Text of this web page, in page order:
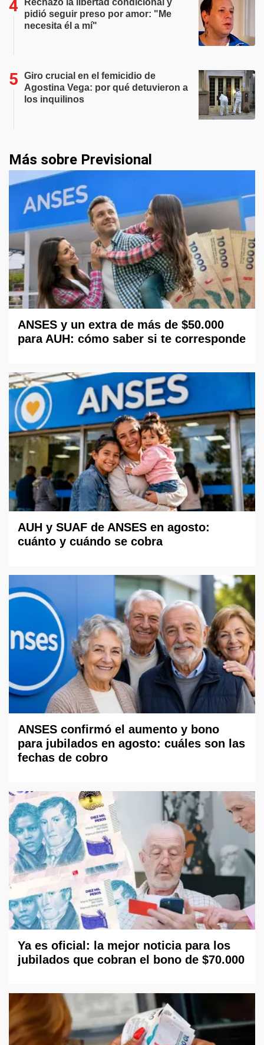
Rechazó la libertad condicional y
pidió seguir preso por amor: "Me
necesita él a mí"
Giro crucial en el femicidio de
Agostina Vega: por qué detuvieron a
los inquilinos
Más sobre Previsional
ANSES y un extra de más de $50.000
para AUH: cómo saber si te corresponde
AUH y SUAF de ANSES en agosto:
cuánto y cuándo se cobra
ANSES confirmó el aumento y bono
para jubilados en agosto: cuáles son las
fechas de cobro
Ya es oficial: la mejor noticia para los
jubilados que cobran el bono de $70.000